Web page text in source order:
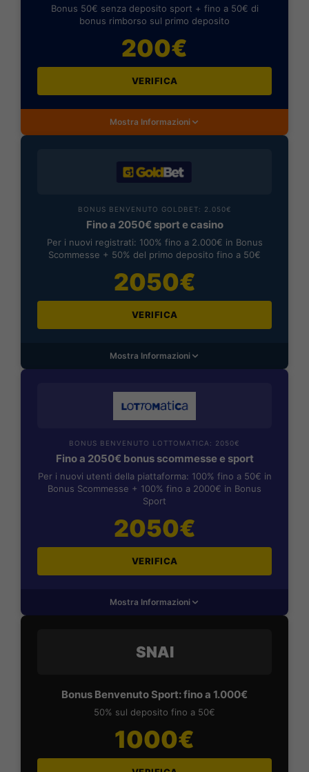
Bonus 50€ senza deposito sport + fino a 50€ di
bonus rimborso sul primo deposito
200€
VERIFICA
Mostra Informazioni
BONUS BENVENUTO GOLDBET: 2.050€
Fino a 2050€ sport e casino
Per i nuovi registrati: 100% fino a 2.000€ in Bonus
Scommesse + 50% del primo deposito fino a 50€
2050€
VERIFICA
Mostra Informazioni
BONUS BENVENUTO LOTTOMATICA: 2050€
Fino a 2050€ bonus scommesse e sport
Per i nuovi utenti della piattaforma: 100% fino a 50€ in
Bonus Scommesse + 100% fino a 2000€ in Bonus
Sport
2050€
VERIFICA
Mostra Informazioni
SNAI
Bonus Benvenuto Sport: fino a 1.000€
50% sul deposito fino a 50€
1000€